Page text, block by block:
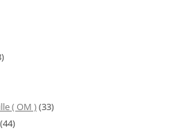
( OM )(33)
(44)